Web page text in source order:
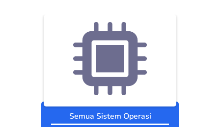
Semua Sistem Operasi